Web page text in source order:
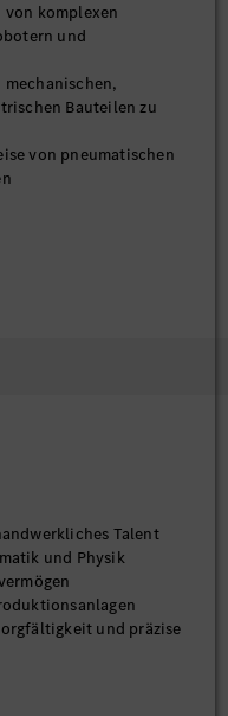
von komplexen
und
Bauteilen zu
von pneumatischen
Talent
und Physik
und präzise